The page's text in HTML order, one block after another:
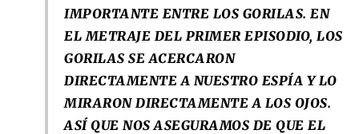
IMPORTANTE ENTRE LOS GORILAS. EN
EL METRAJE DEL PRIMER EPISODIO, LOS
GORILAS SE ACERCARON
DIRECTAMENTE A NUESTRO ESPÍA Y LO
MIRARON DIRECTAMENTE A LOS OJOS.
ASÍ QUE NOS ASEGURAMOS DE QUE EL